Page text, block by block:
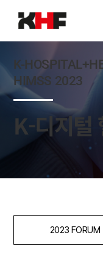
content
K-
HIMSS 2023
K-디지털
2023 FORUM